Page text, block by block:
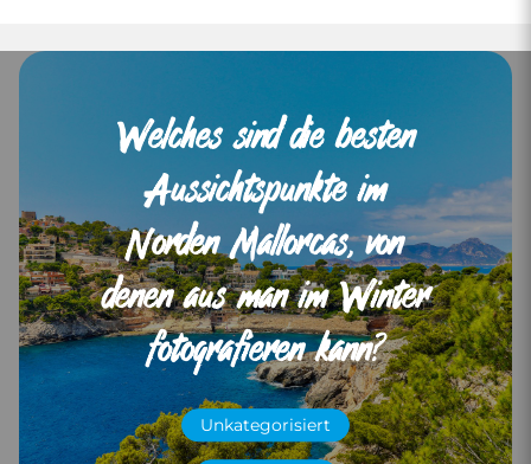
Welches sind die besten
Aussichtspunkte im
Norden Mallorcas, von
denen aus man im Winter
fotografieren kann?
Unkategorisiert